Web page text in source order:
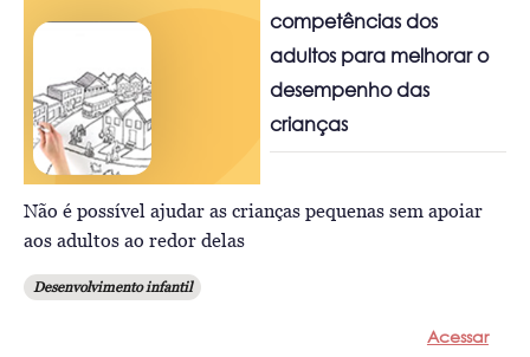
competências dos
adultos para melhorar o
desempenho das
crianças
Não é possível ajudar as crianças pequenas sem apoiar
aos adultos ao redor delas
Desenvolvimento infantil
Acessar